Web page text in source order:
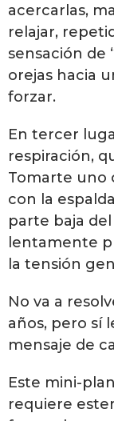
acercarlas,
relajar,
sensación de
orejas hacia
forzar.
En tercer
respiración,
Tomarte uno
con la
parte baja
lentamente
la tensión
No va a
años, pero sí
mensaje de
Este mini-
requiere